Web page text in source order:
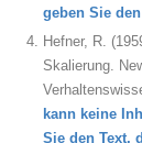
geben Sie
Hefner, R.
Skalierung.
kann keine
Sie den Text,